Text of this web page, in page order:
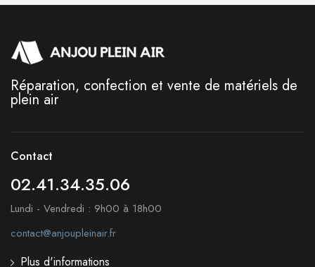
Réparation, confection et vente de matériels de
plein air
Contact
02.41.34.35.06
Lundi - Vendredi : 9h00 à 18h00
contact@anjoupleinair.fr
Plus d'informations